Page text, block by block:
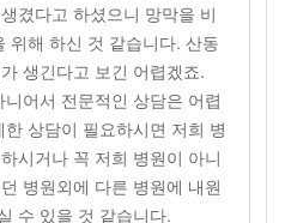
겼다고 하셨으니 망막을 비
위해 하신 것 같습니다. 산동
생긴다고 보긴 어렵겠죠.
어서 전문적인 상담은 어렵
상담이 필요하시면 저희 병
시거나 꼭 저희 병원이 아니
병원외에 다른 병원에 내원
수 있을 것 같습니다.